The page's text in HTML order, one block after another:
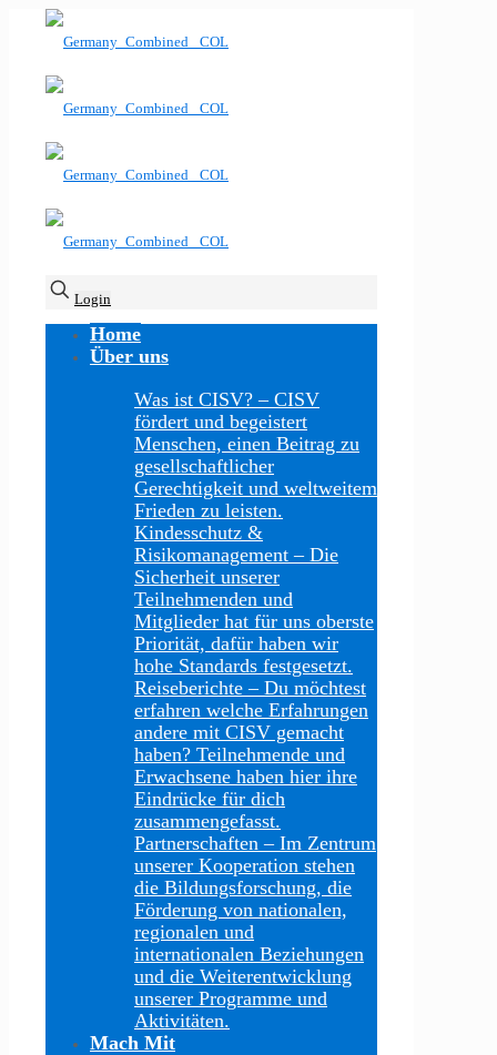
Login
Home
Über uns
Was ist CISV? – CISV
fördert und begeistert
Menschen, einen Beitrag zu
gesellschaftlicher
Gerechtigkeit und weltweitem
Frieden zu leisten.
Kindesschutz &
Risikomanagement – Die
Sicherheit unserer
Teilnehmenden und
Mitglieder hat für uns oberste
Priorität, dafür haben wir
hohe Standards festgesetzt.
Reiseberichte – Du möchtest
erfahren welche Erfahrungen
andere mit CISV gemacht
haben? Teilnehmende und
Erwachsene haben hier ihre
Eindrücke für dich
zusammengefasst.
Partnerschaften – Im Zentrum
unserer Kooperation stehen
die Bildungsforschung, die
Förderung von nationalen,
regionalen und
internationalen Beziehungen
und die Weiterentwicklung
unserer Programme und
Aktivitäten.
Mach Mit